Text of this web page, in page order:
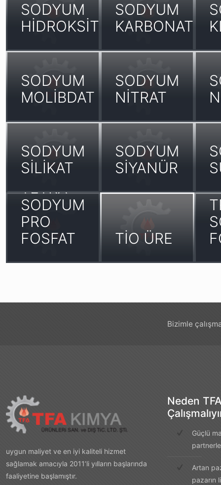
SODYUM
HİDROKSİT
SODYUM
KARBONAT
SODYUM
MOLİBDAT
SODYUM
NİTRAT
SODYUM
SİLİKAT
SODYUM
SİYANÜR
TETRA
SODYUM
PRO
FOSFAT
TİO ÜRE
Bizimle
uygun maliyet ve en iyi kaliteli hizmet
sağlamak amacıyla 2011’li yılların başlarında
faaliyetine başlamıştır.
Neden
Güçlü
Artan
pazarın